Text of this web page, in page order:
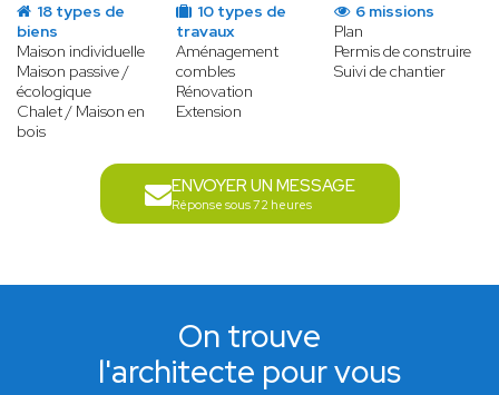
18 types de
biens
Maison individuelle
Maison passive /
écologique
Chalet / Maison en
bois
10 types de
travaux
Aménagement
combles
Rénovation
Extension
6 missions
Plan
Permis de construire
Suivi de chantier
ENVOYER UN MESSAGE
Réponse sous 72 heures
On trouve
l'architecte pour vous